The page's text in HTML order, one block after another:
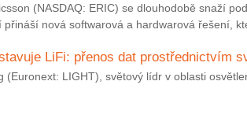
(NASDAQ: ERIC) se dlouhodobě snaží
přináší nová softwarová a hardwarová řešení,
LiFi: přenos dat prostřednictvím
(Euronext: LIGHT), světový lídr v oblasti